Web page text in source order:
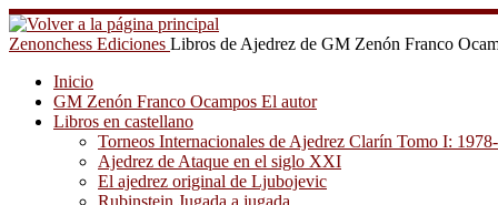
Saltar
al
contenido
Zenonchess Ediciones Libros de Ajedrez de GM Zenón Franco
Inicio
GM Zenón Franco Ocampos El autor
Libros en castellano
Torneos Internacionales de Ajedrez Clarín Tomo I:
Ajedrez de Ataque en el siglo XXI
El ajedrez original de Ljubojevic
Rubinstein Jugada a jugada